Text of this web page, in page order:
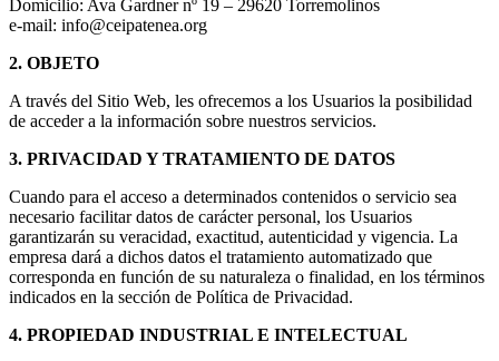
Domicilio: Ava Gardner nº 19 – 29620 Torremolinos
e-mail: info@ceipatenea.org
2. OBJETO
A través del Sitio Web, les ofrecemos a los Usuarios la posibilidad
de acceder a la información sobre nuestros servicios.
3. PRIVACIDAD Y TRATAMIENTO DE DATOS
Cuando para el acceso a determinados contenidos o servicio sea
necesario facilitar datos de carácter personal, los Usuarios
garantizarán su veracidad, exactitud, autenticidad y vigencia. La
empresa dará a dichos datos el tratamiento automatizado que
corresponda en función de su naturaleza o finalidad, en los términos
indicados en la sección de Política de Privacidad.
4. PROPIEDAD INDUSTRIAL E INTELECTUAL